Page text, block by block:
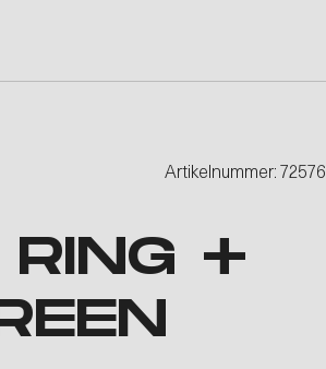
Artikelnummer: 72576
+